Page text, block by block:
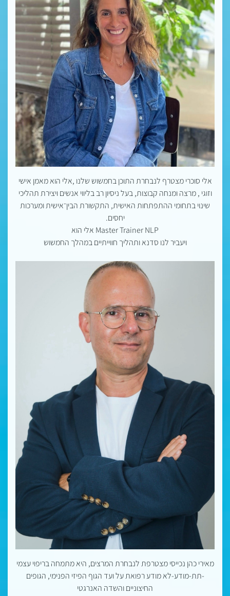
אלי סוכרי מצטרף לנבחרת התוכן בחמשוש שלנו ,אלי הוא מאמן אישי
וזוגי , מרצה ומנחה קבוצות, בעל ניסיון רב בליווי אנשים ויצירת תהליכי
שינוי בתחומי ההתפתחות האישית, התקשורת הבין־אישית ומערכות
יחסים.
Master Trainer NLP אלי הוא
ויעביר לנו סדנא ותהליך חווייתיים במהלך החמשוש
מאירי כהן נכייסי מצטרפת לנבחרת המרצים, היא מתמחה בריפוי עצמי
-תת-מודע-לא מודע רפואת על ועד הגוף הפיזי הפנימי, הגופים
החיצוניים והשדה האנרגטי